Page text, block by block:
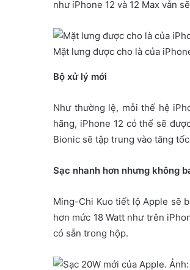
như iPhone 12 và 12 Max vẫn
Mặt lưng được cho là của
Bộ xử lý mới
Như thường lệ, mỗi thế hệ
hãng, iPhone 12 có thể sẽ
Bionic sẽ tập trung vào tăng
Sạc nhanh hơn nhưng không
Ming-Chi Kuo tiết lộ Apple sẽ
hơn mức 18 Watt như trên
có sẵn trong hộp.